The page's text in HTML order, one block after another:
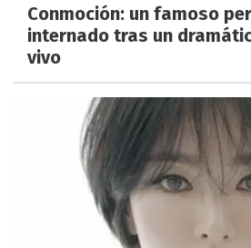
Conmoción: un famoso
internado tras un
vivo